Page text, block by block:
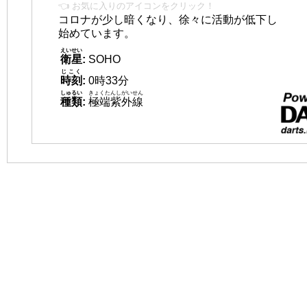
👈 お気に入りのアイコンをクリック！
コロナが少し暗くなり、徐々に活動が低下し
始めています。
衛星
えいせい
: SOHO
時刻
じこく
: 0時33分
種類
しゅるい
: 極端紫外線
きょくたんしがいせん